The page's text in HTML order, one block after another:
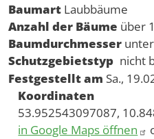
Baumart Laubbäume
Anzahl der Bäume über
Baumdurchmesser
Schutzgebietstyp nicht
Festgestellt am Sa.,
Koordinaten
53.952543097087,
in Google Maps öffnen